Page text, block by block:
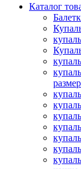
Каталог